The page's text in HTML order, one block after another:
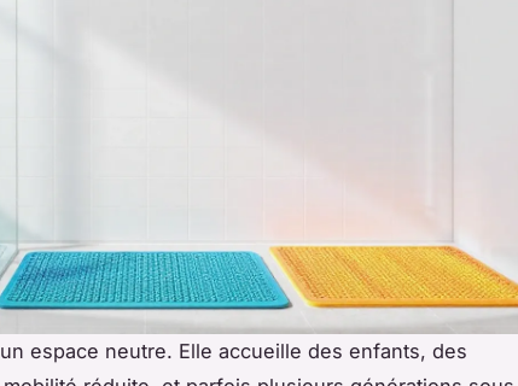
espace neutre. Elle accueille des enfants, des